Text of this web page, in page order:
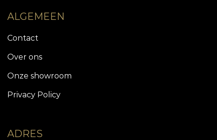
ALGEMEEN
Contact
Over ons
Onze showroom
Privacy Policy
ADRES